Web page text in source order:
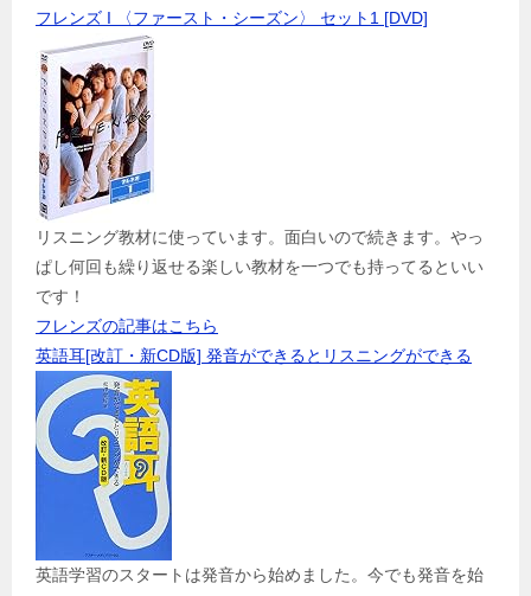
フレンズ I 〈ファースト・シーズン〉 セット1 [DVD]
リスニング教材に使っています。面白いので続きます。やっ
ぱし何回も繰り返せる楽しい教材を一つでも持ってるといい
です！
フレンズの記事はこちら
英語耳[改訂・新CD版] 発音ができるとリスニングができる
英語学習のスタートは発音から始めました。今でも発音を始